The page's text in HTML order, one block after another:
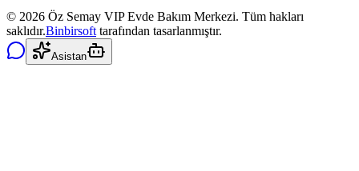
© 2026 Öz Semay VIP Evde Bakım Merkezi. Tüm hakları
saklıdır.Binbirsoft tarafından tasarlanmıştır.
Asistan